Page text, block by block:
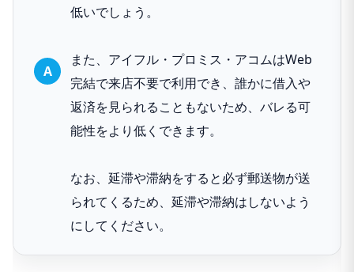
低いでしょう。
また、アイフル・プロミス・アコムはWeb
完結で来店不要で利用でき、誰かに借入や
返済を見られることもないため、バレる可
能性をより低くできます。
なお、延滞や滞納をすると必ず郵送物が送
られてくるため、延滞や滞納はしないよう
にしてください。